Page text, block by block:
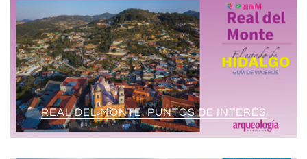
REAL DEL MONTE. PUNTOS DE INTERÉS